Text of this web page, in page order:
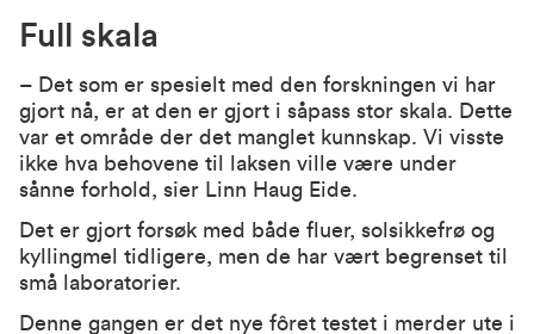
Full skala
– Det som er spesielt med den forskningen vi har
gjort nå, er at den er gjort i såpass stor skala. Dette
var et område der det manglet kunnskap. Vi visste
ikke hva behovene til laksen ville være under
sånne forhold, sier Linn Haug Eide.
Det er gjort forsøk med både fluer, solsikkefrø og
kyllingmel tidligere, men de har vært begrenset til
små laboratorier.
Denne gangen er det nye fôret testet i merder ute i